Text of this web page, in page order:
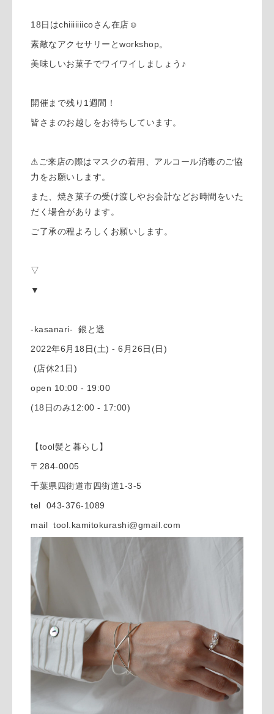
18日はchiiiiiiicoさん在店☺︎
素敵なアクセサリーとworkshop。
美味しいお菓子でワイワイしましょう♪
開催まで残り1週間！
皆さまのお越しをお待ちしています。
⚠︎ご来店の際はマスクの着用、アルコール消毒のご協
力をお願いします。
また、焼き菓子の受け渡しやお会計などお時間をいた
だく場合があります。
ご了承の程よろしくお願いします。
▽
▼
-kasanari- 銀と透
2022年6月18日(土) - 6月26日(日)
(店休21日)
open 10:00 - 19:00
(18日のみ12:00 - 17:00)
【tool髪と暮らし】
〒284-0005
千葉県四街道市四街道1-3-5
tel 043-376-1089
mail tool.kamitokurashi@gmail.com